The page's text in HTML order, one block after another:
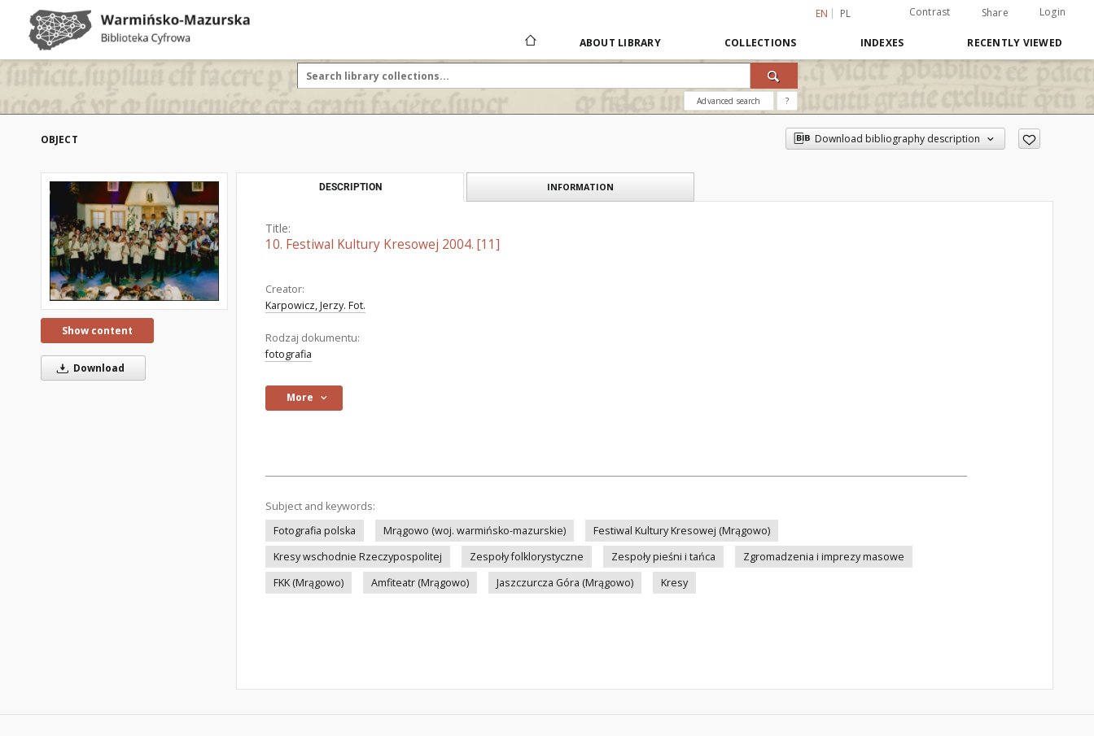
EN PL Contrast Share Login
ABOUT LIBRARY COLLECTIONS INDEXES RECENTLY VIEWED
Advanced search ?
OBJECT Download bibliography description
Show content
Download
DESCRIPTION INFORMATION
Title:
10. Festiwal Kultury Kresowej 2004. [11]
Creator:
Karpowicz, Jerzy. Fot.
Rodzaj dokumentu:
fotografia
More
Subject and keywords:
Fotografia polska
Mrągowo (woj. warmińsko-mazurskie)
Festiwal Kultury Kresowej (Mrągowo)
Kresy wschodnie Rzeczypospolitej
Zespoły folklorystyczne Zespoły pieśni i tańca
Zgromadzenia i imprezy masowe
FKK (Mrągowo)
Amfiteatr (Mrągowo) Jaszczurcza Góra (Mrągowo) Kresy